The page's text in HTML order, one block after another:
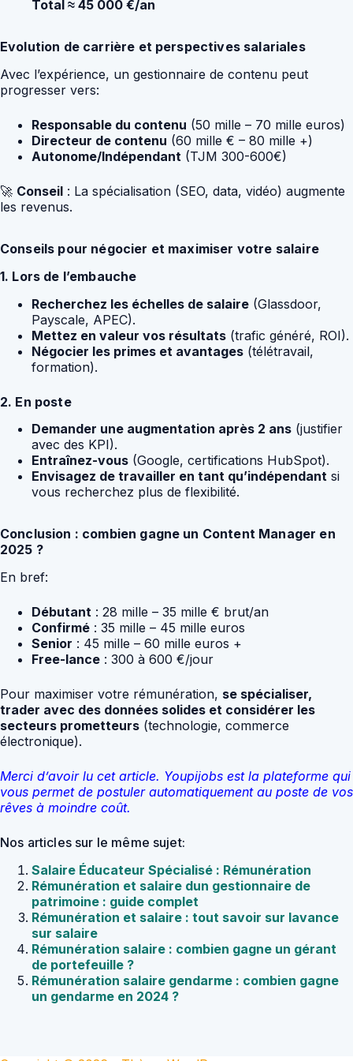
Total ≈ 45 000 €/an
Evolution de carrière et perspectives salariales
Avec l’expérience, un gestionnaire de contenu peut
progresser vers:
Responsable du contenu (50 mille – 70 mille euros)
Directeur de contenu (60 mille € – 80 mille +)
Autonome/Indépendant (TJM 300-600€)
🚀 Conseil : La spécialisation (SEO, data, vidéo) augmente
les revenus.
Conseils pour négocier et maximiser votre salaire
1. Lors de l’embauche
Recherchez les échelles de salaire (Glassdoor,
Payscale, APEC).
Mettez en valeur vos résultats (trafic généré, ROI).
Négocier les primes et avantages (télétravail,
formation).
2. En poste
Demander une augmentation après 2 ans (justifier
avec des KPI).
Entraînez-vous (Google, certifications HubSpot).
Envisagez de travailler en tant qu’indépendant si
vous recherchez plus de flexibilité.
Conclusion : combien gagne un Content Manager en
2025 ?
En bref:
Débutant : 28 mille – 35 mille € brut/an
Confirmé : 35 mille – 45 mille euros
Senior : 45 mille – 60 mille euros +
Free-lance : 300 à 600 €/jour
Pour maximiser votre rémunération, se spécialiser,
trader avec des données solides et considérer les
secteurs prometteurs (technologie, commerce
électronique).
Merci d’avoir lu cet article. Youpijobs est la plateforme qui
vous permet de postuler automatiquement au poste de vos
rêves à moindre coût.
Nos articles sur le même sujet:
Salaire Éducateur Spécialisé : Rémunération
Rémunération et salaire dun gestionnaire de
patrimoine : guide complet
Rémunération et salaire : tout savoir sur lavance
sur salaire
Rémunération salaire : combien gagne un gérant
de portefeuille ?
Rémunération salaire gendarme : combien gagne
un gendarme en 2024 ?